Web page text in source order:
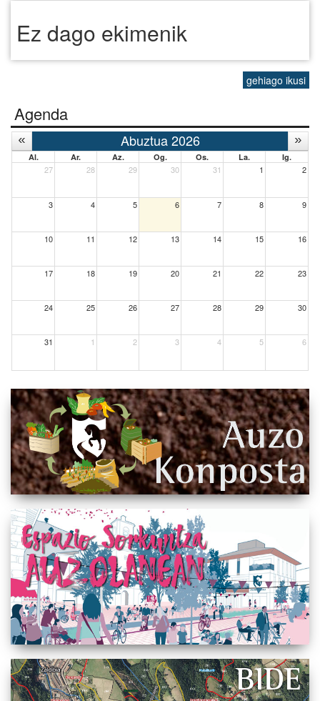
Ez dago ekimenik
gehiago ikusi
Agenda
Abuztua 2026
Al. Ar. Az. Og. Os. La. Ig.
27 28 29 30 31 1 2
3 4 5 6 7 8 9
10 11 12 13 14 15 16
17 18 19 20 21 22 23
24 25 26 27 28 29 30
31 1 2 3 4 5 6